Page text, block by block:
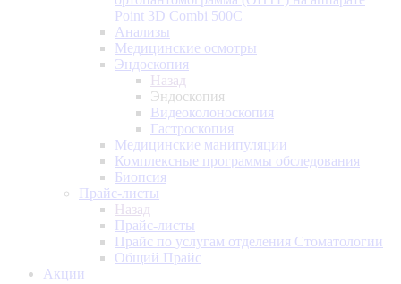
Point 3D Combi 500C
Анализы
Медицинские осмотры
Эндоскопия
Назад
Эндоскопия
Видеоколоноскопия
Гастроскопия
Медицинские манипуляции
Комплексные программы обследования
Биопсия
Прайс-листы
Назад
Прайс-листы
Прайс по услугам отделения Стоматологии
Общий Прайс
Акции